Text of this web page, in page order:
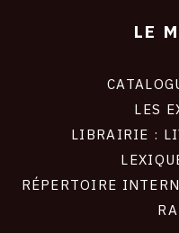
LE
LES
LIBRAIRIE :
RÉPERTOIRE